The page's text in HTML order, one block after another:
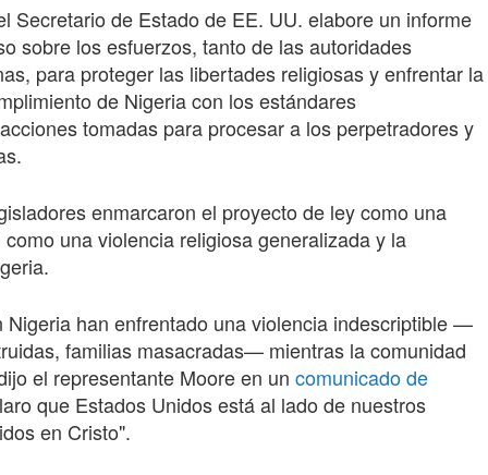
Secretario de Estado de EE. UU. elabore un informe
sobre los esfuerzos, tanto de las autoridades
para proteger las libertades religiosas y enfrentar la
de Nigeria con los estándares
tomadas para procesar a los perpetradores y
enmarcaron el proyecto de ley como una
una violencia religiosa generalizada y la
Nigeria han enfrentado una violencia indescriptible —
familias masacradas— mientras la comunidad
el representante Moore en un comunicado de
que Estados Unidos está al lado de nuestros
en Cristo".